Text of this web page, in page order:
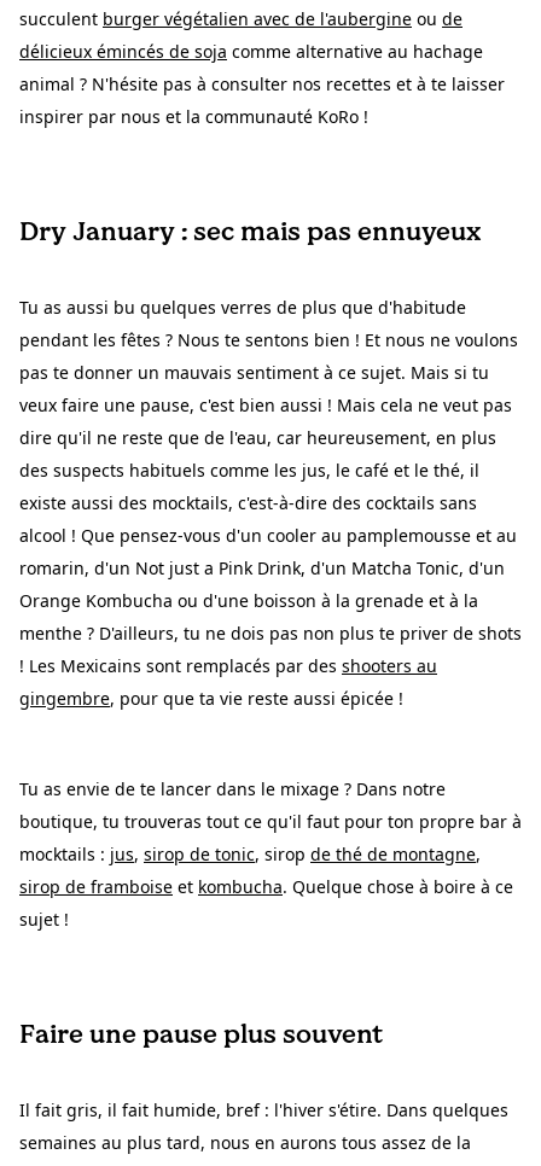
succulent burger végétalien avec de l'aubergine ou de
délicieux émincés de soja comme alternative au hachage
animal ? N'hésite pas à consulter nos recettes et à te laisser
inspirer par nous et la communauté KoRo !
Dry January : sec mais pas ennuyeux
Tu as aussi bu quelques verres de plus que d'habitude
pendant les fêtes ? Nous te sentons bien ! Et nous ne voulons
pas te donner un mauvais sentiment à ce sujet. Mais si tu
veux faire une pause, c'est bien aussi ! Mais cela ne veut pas
dire qu'il ne reste que de l'eau, car heureusement, en plus
des suspects habituels comme les jus, le café et le thé, il
existe aussi des mocktails, c'est-à-dire des cocktails sans
alcool ! Que pensez-vous d'un cooler au pamplemousse et au
romarin, d'un Not just a Pink Drink, d'un Matcha Tonic, d'un
Orange Kombucha ou d'une boisson à la grenade et à la
menthe ? D'ailleurs, tu ne dois pas non plus te priver de shots
! Les Mexicains sont remplacés par des shooters au
gingembre, pour que ta vie reste aussi épicée !
Tu as envie de te lancer dans le mixage ? Dans notre
boutique, tu trouveras tout ce qu'il faut pour ton propre bar à
mocktails : jus, sirop de tonic, sirop de thé de montagne,
sirop de framboise et kombucha. Quelque chose à boire à ce
sujet !
Faire une pause plus souvent
Il fait gris, il fait humide, bref : l'hiver s'étire. Dans quelques
semaines au plus tard, nous en aurons tous assez de la